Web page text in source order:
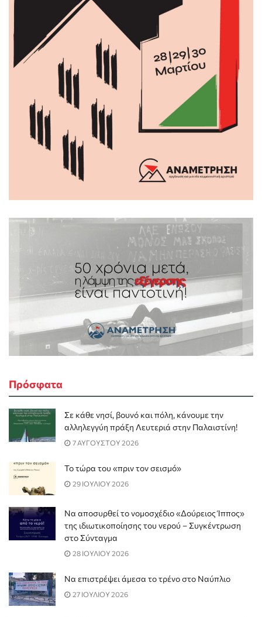
Πρόσφατα
Σε κάθε νησί, βουνό και πόλη, κάνουμε την
αλληλεγγύη πράξη Λευτεριά στην Παλαιστίνη!
7 ΑΥΓΟΥΣΤΟΥ 2026
Το τώρα του «πριν τον σεισμό»
29 ΙΟΥΛΙΟΥ 2026
Να αποσυρθεί το νομοσχέδιο «Δούρειος Ίππος»
της ιδιωτικοποίησης του νερού – Συγκέντρωση
στο Σύνταγμα
28 ΙΟΥΛΙΟΥ 2026
Να επιστρέψει άμεσα το τρένο στο Ναύπλιο
27 ΙΟΥΛΙΟΥ 2026